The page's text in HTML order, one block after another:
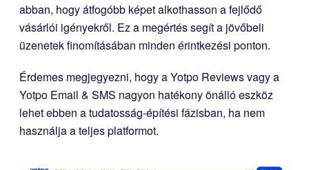
abban, hogy átfogóbb képet alkothasson a fejlődő
vásárlói igényekről. Ez a megértés segít a jövőbeli
üzenetek finomításában minden érintkezési ponton.
Érdemes megjegyezni, hogy a Yotpo Reviews vagy a
Yotpo Email & SMS nagyon hatékony önálló eszköz
lehet ebben a tudatosság-építési fázisban, ha nem
használja a teljes platformot.